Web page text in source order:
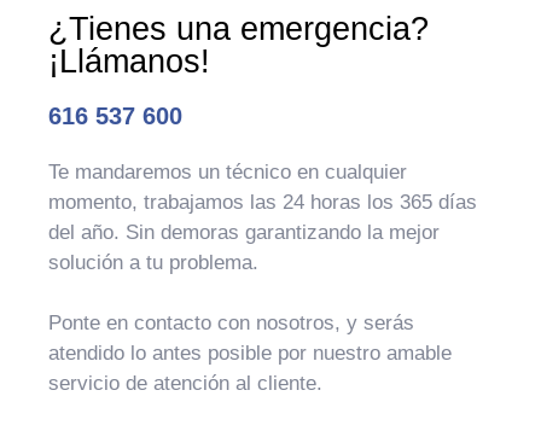
¿Tienes una emergencia?
¡Llámanos!
616 537 600
Te mandaremos un técnico en cualquier
momento, trabajamos las 24 horas los 365 días
del año. Sin demoras garantizando la mejor
solución a tu problema.
Ponte en contacto con nosotros, y serás
atendido lo antes posible por nuestro amable
servicio de atención al cliente.